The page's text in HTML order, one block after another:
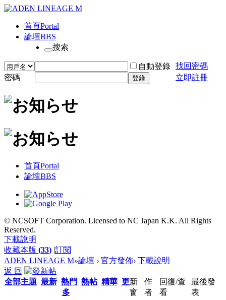
首頁Portal
論壇BBS
搜索
自動登錄 找回密碼
密碼
登錄 立即註冊
首頁Portal
論壇BBS
© NCSOFT Corporation. Licensed to NC Japan K.K. All Rights
Reserved.
下載說明
收藏本版 (33) |訂閱
ADEN LINEAGE M»論壇 › 官方發佈› 下載說明
返 回
全部主題 最新 熱門 熱帖 精華 更
多
新
窗
作
者
回復/查
看
最後發
表